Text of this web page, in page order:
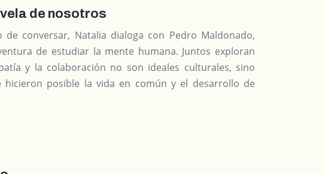
de nosotros
conversar, Natalia dialoga con Pedro Maldonado,
de estudiar la mente humana. Juntos exploran
y la colaboración no son ideales culturales, sino
hicieron posible la vida en común y el desarrollo de